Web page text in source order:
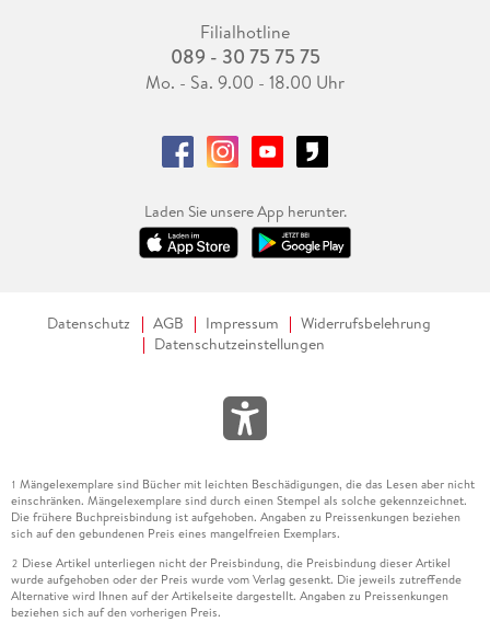
Filialhotline
089 - 30 75 75 75
Mo. - Sa. 9.00 - 18.00 Uhr
Laden Sie unsere App herunter.
Datenschutz AGB Impressum
Widerrufsbelehrung
Datenschutzeinstellungen
1 Mängelexemplare sind Bücher mit leichten Beschädigungen, die das Lesen aber nicht
einschränken. Mängelexemplare sind durch einen Stempel als solche gekennzeichnet.
Die frühere Buchpreisbindung ist aufgehoben. Angaben zu Preissenkungen beziehen
sich auf den gebundenen Preis eines mangelfreien Exemplars.
2 Diese Artikel unterliegen nicht der Preisbindung, die Preisbindung dieser Artikel
wurde aufgehoben oder der Preis wurde vom Verlag gesenkt. Die jeweils zutreffende
Alternative wird Ihnen auf der Artikelseite dargestellt. Angaben zu Preissenkungen
beziehen sich auf den vorherigen Preis.